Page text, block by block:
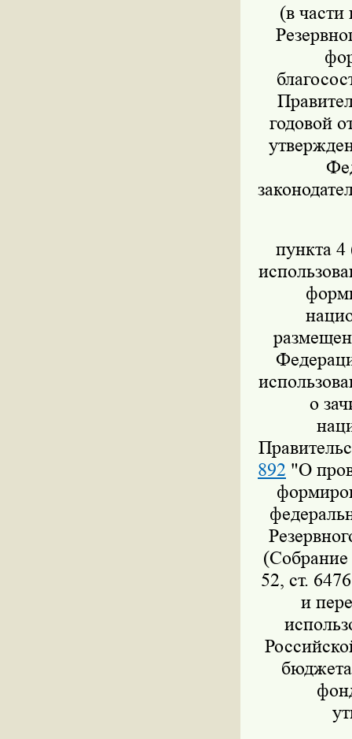
(в части
годовой
пункта 4
о
892 "О
(Собрание
52, ст.
и